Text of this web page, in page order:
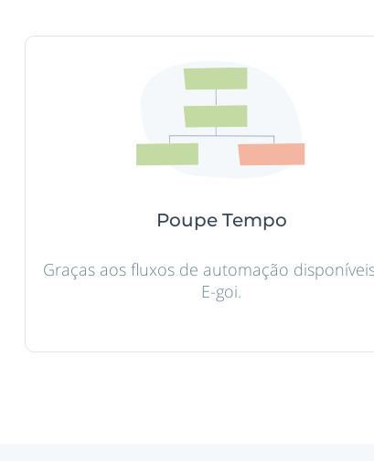
Poupe Tempo
Graças aos fluxos de automação
E-goi.